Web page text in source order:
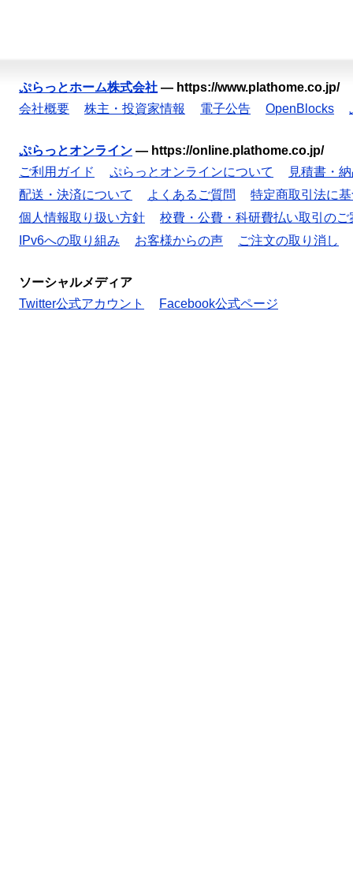
ぷらっとホーム株式会社 — https://www.plathome.co.jp/
会社概要
株主・投資家情報 電子公告 OpenBlocks
ぷらっとオンライン — https://online.plathome.co.jp/
ご利用ガイド
ぷらっとオンラインについて
見積書・
配送・決済について
よくあるご質問
特定商取引法に
個人情報取り扱い方針
校費・公費・科研費払い取引のご
IPv6への取り組み
お客様からの声 ご注文の取り消し
ソーシャルメディア
Twitter公式アカウント
Facebook公式ページ